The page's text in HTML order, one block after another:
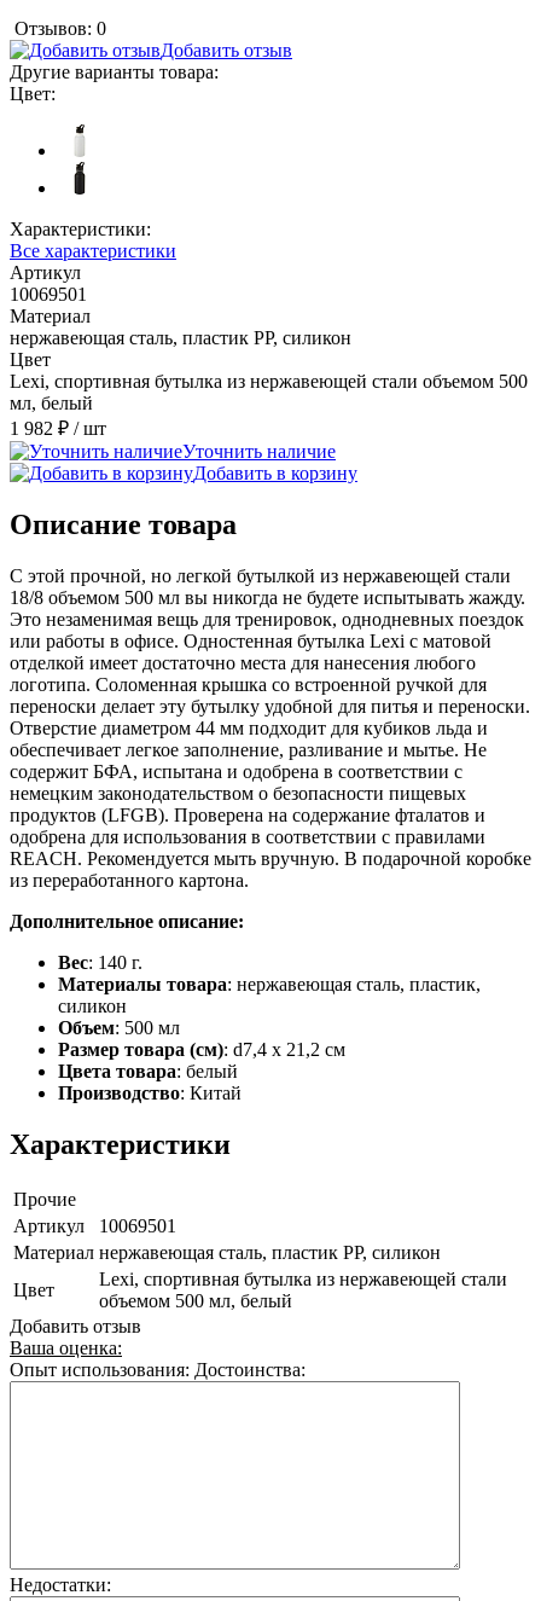
Отзывов: 0
Добавить отзыв
Другие варианты товара:
Цвет:
Характеристики:
Все характеристики
Артикул
10069501
Материал
нержавеющая сталь, пластик PP, силикон
Цвет
Lexi, спортивная бутылка из нержавеющей стали объемом 500
мл, белый
1 982 ₽ / шт
Уточнить наличие
Добавить в корзину
Описание товара
С этой прочной, но легкой бутылкой из нержавеющей стали
18/8 объемом 500 мл вы никогда не будете испытывать жажду.
Это незаменимая вещь для тренировок, однодневных поездок
или работы в офисе. Одностенная бутылка Lexi с матовой
отделкой имеет достаточно места для нанесения любого
логотипа. Соломенная крышка со встроенной ручкой для
переноски делает эту бутылку удобной для питья и переноски.
Отверстие диаметром 44 мм подходит для кубиков льда и
обеспечивает легкое заполнение, разливание и мытье. Не
содержит БФА, испытана и одобрена в соответствии с
немецким законодательством о безопасности пищевых
продуктов (LFGB). Проверена на содержание фталатов и
одобрена для использования в соответствии с правилами
REACH. Рекомендуется мыть вручную. В подарочной коробке
из переработанного картона.
Дополнительное описание:
Вес: 140 г.
Материалы товара: нержавеющая cталь, пластик,
силикон
Объем: 500 мл
Размер товара (см): d7,4 х 21,2 см
Цвета товара: белый
Производство: Китай
Характеристики
Прочие
Артикул
10069501
Материал нержавеющая сталь, пластик PP, силикон
Цвет
Lexi, спортивная бутылка из нержавеющей стали
объемом 500 мл, белый
Добавить отзыв
Ваша оценка:
Опыт использования: Достоинства:
Недостатки: